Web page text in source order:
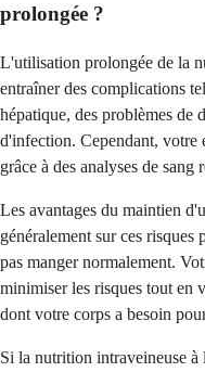
prolongée ?
L'utilisation prolongée de la
entraîner des complications
hépatique, des problèmes de
d'infection. Cependant, votre
grâce à des analyses de
Les avantages du maintien
généralement sur ces
pas manger normalement.
minimiser les risques tout en
dont votre corps a besoin
Si la nutrition intraveineuse à